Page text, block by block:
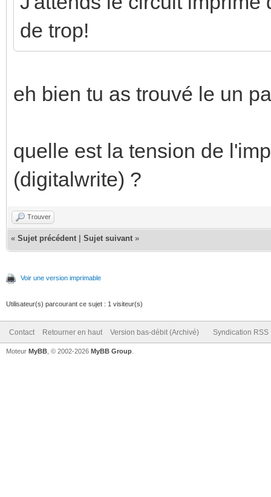
de trop!
eh bien tu as trouvé le un
quelle est la tension de
(digitalwrite) ?
Trouver
« Sujet précédent Sujet suivant »
Voir une version imprimable
Utilisateur(s) parcourant ce sujet : 1 visiteur(s)
Contact Retourner en haut Version bas-débit (Archivé) Syndication RSS
Moteur MyBB , © 2002-2026 MyBB Group